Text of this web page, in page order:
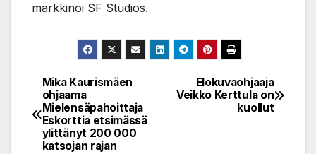
markkinoi SF Studios.
Post
navigation
Elokuvaohjaaja
Veikko Kerttula on
kuollut
Mika Kaurismäen
ohjaama
Mielensäpahoittaja
Eskorttia etsimässä
ylittänyt 200 000
katsojan rajan